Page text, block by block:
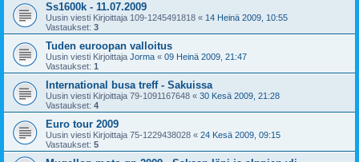
Ss1600k - 11.07.2009
Uusin viesti Kirjoittaja 109-1245491818 « 14 Heinä 2009, 10:55
Vastaukset: 3
Tuden euroopan valloitus
Uusin viesti Kirjoittaja Jorma « 09 Heinä 2009, 21:47
Vastaukset: 1
International busa treff - Sakuissa
Uusin viesti Kirjoittaja 79-1091167648 « 30 Kesä 2009, 21:28
Vastaukset: 4
Euro tour 2009
Uusin viesti Kirjoittaja 75-1229438028 « 24 Kesä 2009, 09:15
Vastaukset: 5